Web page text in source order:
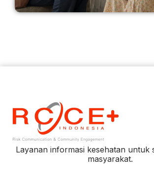
Layanan informasi kesehatan untuk
masyarakat.